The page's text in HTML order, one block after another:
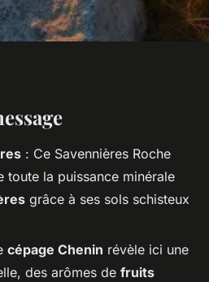
savennières
en 2026
•10 min de lecture
: Ce Savennières Roche
toute la puissance minérale
grâce à ses sols schisteux
cépage Chenin révèle ici une
des arômes de fruits